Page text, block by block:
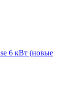
6 кВт (новые